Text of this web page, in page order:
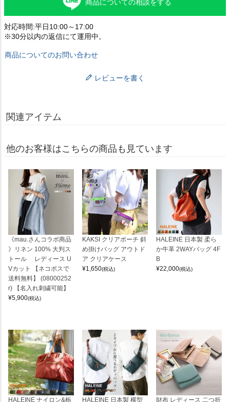
商品についての相談をする
対応時間:平日10:00～17:00
※30分以内の返信にて運用中。
商品についてのお問い合わせ
レビューを書く
関連アイテム
他のお客様はこちらの商品も見ています
《mau.さんコラボ商品
》リネン 100% 大判ス
トール レディース U
Vカット 【ネコポスで
送料無料】 (08000252
r) 【名入れ刺繍可能】
¥5,900(税込)
KAKSI クリアポーチ 斜
め掛けバッグ アウトド
ア クリアケース
¥1,650(税込)
HALEINE 日本製 柔ら
か牛革 2WAYバッグ 4F
B
¥22,000(税込)
HALEINE ナイロン&栃
HALEINE 日本製 横型
財布 レディース 二つ折